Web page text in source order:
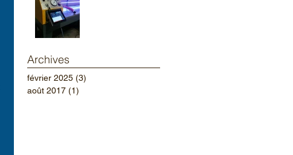
Archives
février 2025 (3)
août 2017 (1)